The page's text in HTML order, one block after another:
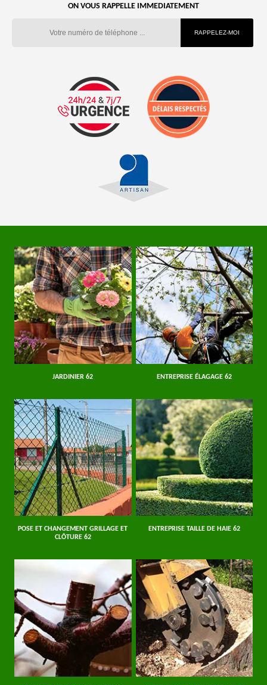
ON VOUS RAPPELLE IMMEDIATEMENT
JARDINIER 62 ENTREPRISE ÉLAGAGE 62
POSE ET CHANGEMENT GRILLAGE ET
CLÔTURE 62
ENTREPRISE TAILLE DE HAIE 62